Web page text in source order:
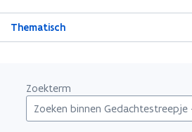
zich
op:
Gedachtestreepje
Thematisch
Zoekterm